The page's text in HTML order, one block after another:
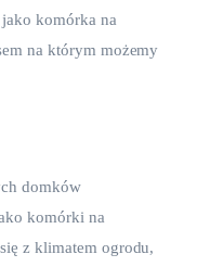
komórka na
na którym możemy
domków
komórki na
z klimatem ogrodu,